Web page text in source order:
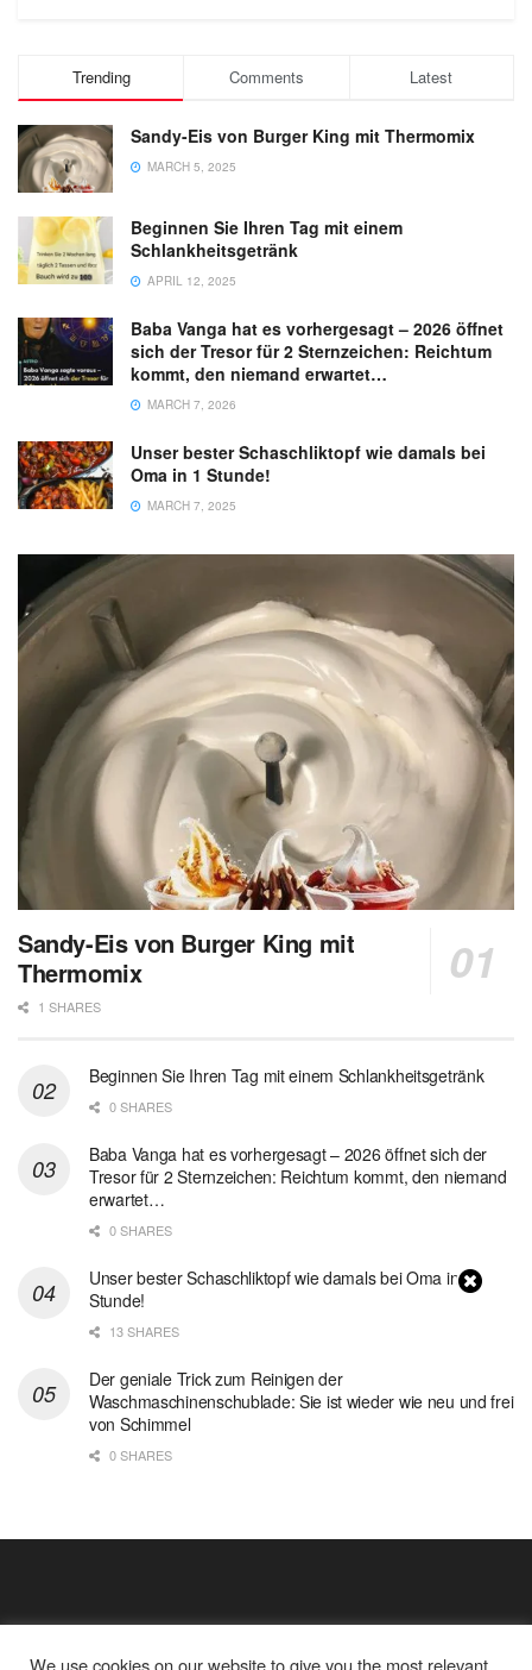
Trending Comments Latest
Sandy-Eis von Burger King mit Thermomix
MARCH 5, 2025
Beginnen Sie Ihren Tag mit einem
Schlankheitsgetränk
APRIL 12, 2025
Baba Vanga hat es vorhergesagt – 2026 öffnet
sich der Tresor für 2 Sternzeichen: Reichtum
kommt, den niemand erwartet…
MARCH 7, 2026
Unser bester Schaschliktopf wie damals bei
Oma in 1 Stunde!
MARCH 7, 2025
Sandy-Eis von Burger King mit
Thermomix
1 SHARES
Beginnen Sie Ihren Tag mit einem Schlankheitsgetränk
0 SHARES
Baba Vanga hat es vorhergesagt – 2026 öffnet sich der
Tresor für 2 Sternzeichen: Reichtum kommt, den niemand
erwartet…
0 SHARES
Unser bester Schaschliktopf wie damals bei Oma in 1
Stunde!
13 SHARES
Der geniale Trick zum Reinigen der
Waschmaschinenschublade: Sie ist wieder wie neu und frei
von Schimmel
0 SHARES
We use cookies on our website to give you the most relevant